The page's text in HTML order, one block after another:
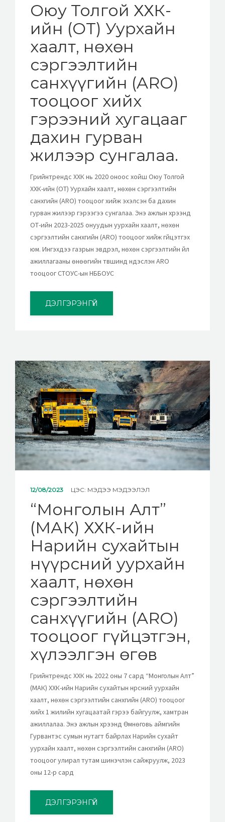
Оюу Толгой ХХК-
ийн (OT) Уурхайн
хаалт, нөхөн
сэргээлтийн
санхүүгийн (ARO)
тооцоог хийх
гэрээний хугацааг
дахин гурван
жилээр сунгалаа.
Грийнтрендс ХХК нь 2020 оноос хойш Оюу Толгой
ХХК-ийн (OT) Уурхайн хаалт, нөхөн сэргээлтийн
санхүүгийн (ARO) тооцоог хийж эхэлсэн ба дахин
гурван жилээр гэрээгээ сунгалаа. Энэ ажлын хүрээнд
ОТ-ийн 2023-2025 онуудын уурхайн хаалт, нөхөн
сэргээлтийн санхүүгийн (ARO) тооцоог хийж гүйцэтгэх
юм. Ингэхдээ газрын эвдрэл, нөхөн сэргээлтийн үйл
ажиллагааны өнөөгийн түвшинд үндэслэн ARO
тооцоог СТОУС-ын НББОУС
ДЭЛГЭРЭНГҮЙ
12/08/2023 ЦЭС: МЭДЭЭ МЭДЭЭЛЭЛ
“Монголын Алт”
(МАК) ХХК-ийн
Нарийн сухайтын
нүүрсний уурхайн
хаалт, нөхөн
сэргээлтийн
санхүүгийн (ARO)
тооцоог гүйцэтгэн,
хүлээлгэн өгөв
Грийнтрендс ХХК нь 2022 оны 7 сард “Монголын Алт”
(МАК) ХХК-ийн Нарийн сухайтын нүүрсний уурхайн
хаалт, нөхөн сэргээлтийн санхүүгийн (ARO) тооцоог
хийх 1 жилийн хугацаатай гэрээ байгуулж, хамтран
ажиллалаа. Энэ ажлын хүрээнд Өмнөговь аймгийн
Гурвантэс сумын нутагт байрлах Нарийн сухайт
уурхайн хаалт, нөхөн сэргээлтийн санхүүгийн (ARO)
тооцоог улирал тутам шинэчлэн сайжруулж, 2023
оны 12-р сард
ДЭЛГЭРЭНГҮЙ